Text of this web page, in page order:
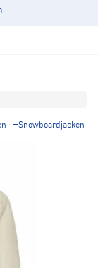
Snowboardjacken